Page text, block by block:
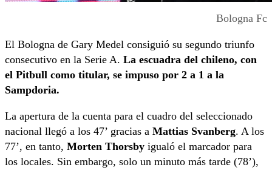
Bologna Fc
El Bologna de Gary Medel consiguió su segundo triunfo
consecutivo en la Serie A. La escuadra del chileno, con
el Pitbull como titular, se impuso por 2 a 1 a la
Sampdoria.
La apertura de la cuenta para el cuadro del seleccionado
nacional llegó a los 47’ gracias a Mattias Svanberg. A los
77’, en tanto, Morten Thorsby igualó el marcador para
los locales. Sin embargo, solo un minuto más tarde (78’),